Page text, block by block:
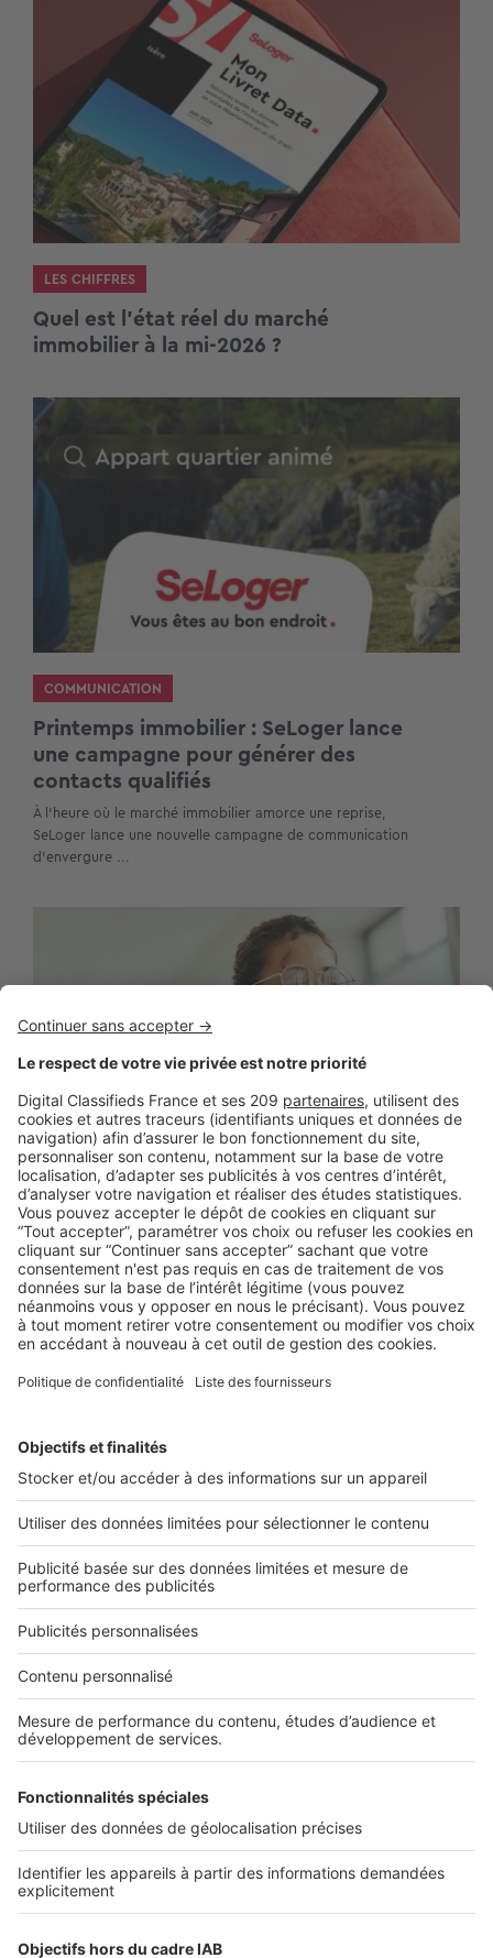
LES CHIFFRES
Quel est l’état réel du marché
immobilier à la mi-2026 ?
COMMUNICATION
Printemps immobilier : SeLoger lance
une campagne pour générer des
contacts qualifiés
À l’heure où le marché immobilier amorce une reprise,
SeLoger lance une nouvelle campagne de communication
d’envergure ...
BUSINESS
Boost Social Immo : la solution pour
piloter et amplifier la visibilité de vos
annonces sur les réseaux sociaux
SeLoger lance aujourd’hui Boost Social Immo, un outil qui
vous donne la possibilité de mettre en avant ...
2 rue des Italiens 75009 Paris
01 53 38 80 00
Nos solutions pro
Actualités pro
Nous contacter